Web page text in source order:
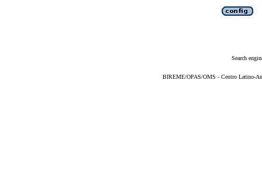
Search
BIREME/OPAS/OMS - Centro Latino-